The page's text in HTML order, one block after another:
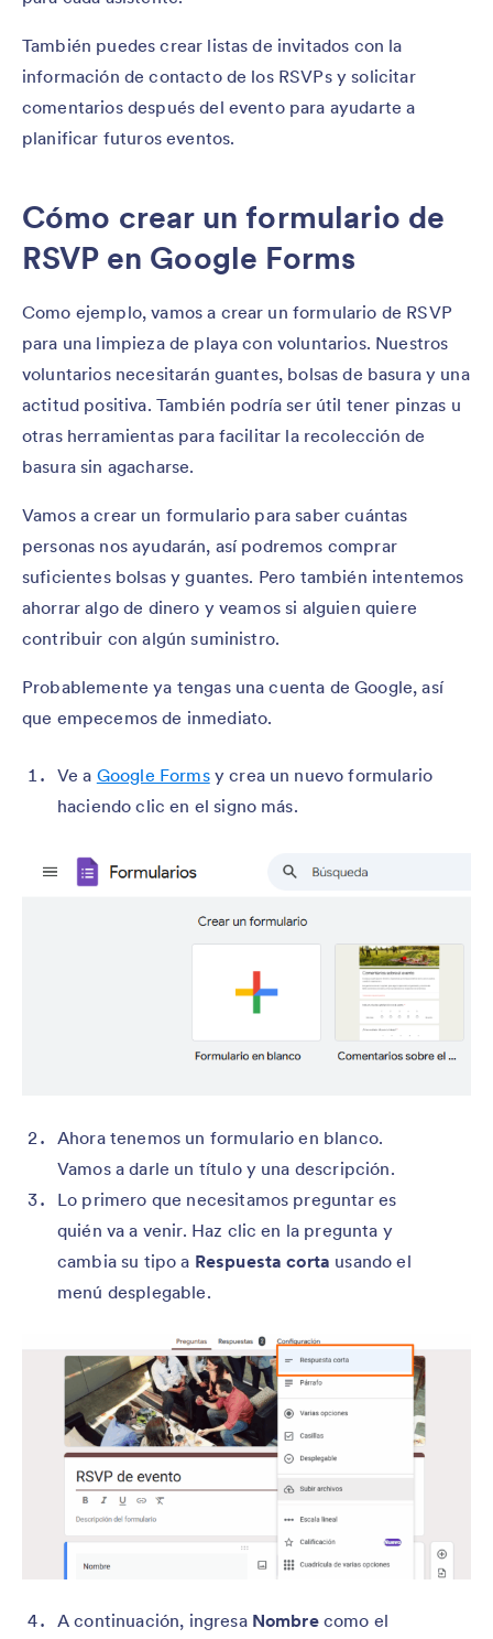
También puedes crear listas de invitados con la
información de contacto de los RSVPs y solicitar
comentarios después del evento para ayudarte a
planificar futuros eventos.
Cómo crear un formulario de
RSVP en Google Forms
Como ejemplo, vamos a crear un formulario de RSVP
para una limpieza de playa con voluntarios. Nuestros
voluntarios necesitarán guantes, bolsas de basura y una
actitud positiva. También podría ser útil tener pinzas u
otras herramientas para facilitar la recolección de
basura sin agacharse.
Vamos a crear un formulario para saber cuántas
personas nos ayudarán, así podremos comprar
suficientes bolsas y guantes. Pero también intentemos
ahorrar algo de dinero y veamos si alguien quiere
contribuir con algún suministro.
Probablemente ya tengas una cuenta de Google, así
que empecemos de inmediato.
Ve a Google Formsy crea un nuevo formulario
haciendo clic en el signo más.
Ahora tenemos un formulario en blanco.
Vamos a darle un título y una descripción.
Lo primero que necesitamos preguntar es
quién va a venir. Haz clic en la pregunta y
cambia su tipo a Respuesta corta usando el
menú desplegable.
A continuación, ingresa Nombrecomo el